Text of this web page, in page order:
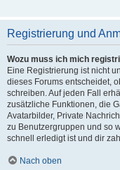
Registrierung und
Wozu muss ich mich
Eine Registrierung ist nicht
dieses Forums entscheidet,
schreiben. Auf jeden Fall
zusätzliche Funktionen, die
Avatarbilder, Private
zu Benutzergruppen und so
schnell erledigt ist und dir
Nach oben